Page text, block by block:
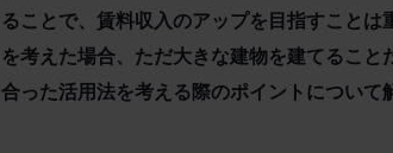
ることで、賃料収入のアップを目指すこと
を考えた場合、ただ大きな建物を建てるこ
合った活用法を考える際のポイントについて